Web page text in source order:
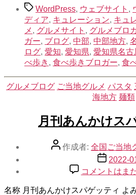
タ
グ
WordPress, ウェブサイト ,
ディア, キュレーション, キュ
メ , グルメサイト , グルメブロ
ガー, ブログ, 中部, 中部地方,
ログ, 愛知, 愛知県, 愛知県名古
べ歩き , 食べ歩きブロガー, 食
カ
テ
リ
ー
グルメブログ ご当地グルメ パスタ
海地方 麺類
月刊あんかけス
投 作成者: 全国ご当地
投
稿
2022-
月
あ
コメントはま
名称 月刊あんかけスパゲッティ よ